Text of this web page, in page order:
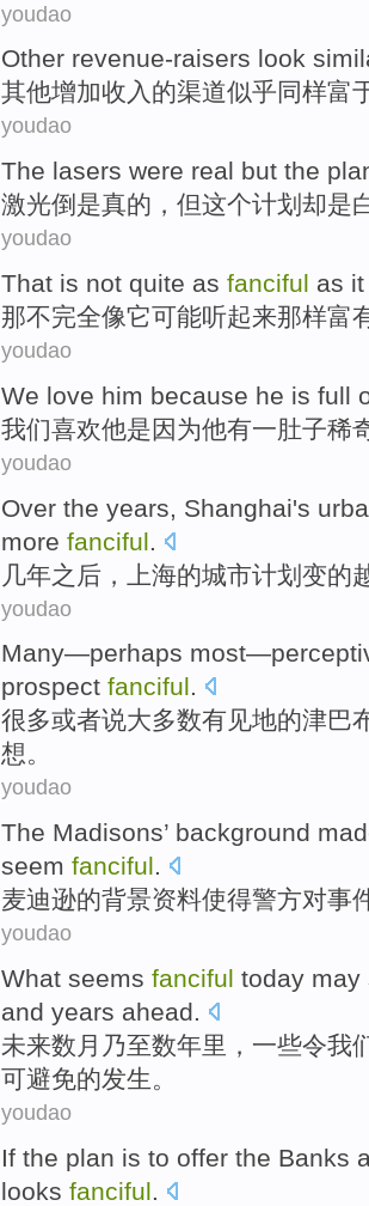
youdao
Other revenue-raisers look
其他增加收入的渠道似乎同样富
youdao
The lasers were real but the
激光倒是真的 ， 但这个计划 却是
youdao
That is not quite as fanciful as it
那不完全像它可能听起来那样富
youdao
We love him because he is full
我们喜欢他是因为他有一肚子稀
youdao
Over the years Shanghai's
more fanciful
几年之后 ， 上海的城市计划 变的
youdao
Many—perhaps most
prospect fanciful.
很多或者说大多数有见地的津巴
想。
youdao
The Madisons’ background
seem fanciful.
麦迪逊的背景资料使得警方对事
youdao
What seems fanciful today may
and years ahead.
未来数月 乃至数年里，一些令我
可避免的发生。
youdao
If the plan is to offer the Banks
looks fanciful.